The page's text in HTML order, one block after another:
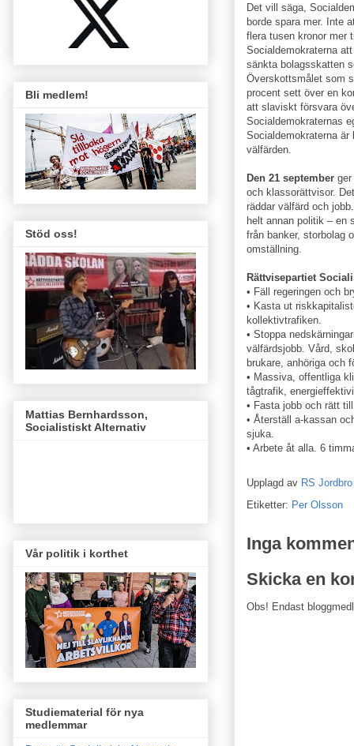
Det vill säga,
borde spara mer. Inte
flera tusen kronor mer
Socialdemokraterna
sänkta bolagsskatten
Överskottsmålet som
procent sett över en
att slaviskt försvara
Socialdemokraternas
Socialdemokraterna
välfärden.
Den 21 september
och klassorättvisor.
räddar välfärd och
helt annan politik – en
från banker, storbolag
omställning.
Rättvisepartiet
• Fäll regeringen och
• Kasta ut
kollektivtrafiken.
• Stoppa
välfärdsjobb. Vård,
brukare, anhöriga och
• Massiva, offentliga
tågtrafik,
• Fasta jobb och rätt
• Återställ a-kassan
sjuka.
• Arbete åt alla. 6
Upplagd av RS Jordbro
Etiketter: Per Olsson
Inga
Skicka en
Obs! Endast
Bli medlem!
Stöd oss!
Mattias Bernhardsson,
Socialistiskt Alternativ
Vår politik i korthet
Studiematerial för nya
medlemmar